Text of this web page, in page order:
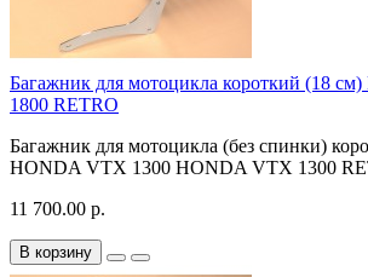
Багажник для мотоцикла короткий (18
1800 RETRO
Багажник для мотоцикла (без спинки)
HONDA VTX 1300 HONDA VTX 1300
11 700.00 р.
В корзину